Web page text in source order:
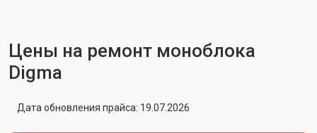
Цены на ремонт моноблока
Digma
Дата обновления прайса: 19.07.2026